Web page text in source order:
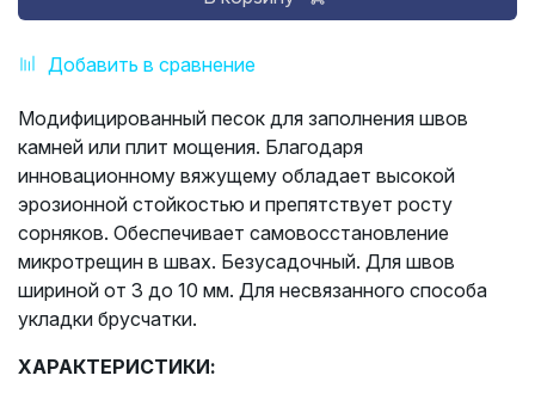
Добавить в сравнение
Модифицированный песок для заполнения швов
камней или плит мощения. Благодаря
инновационному вяжущему обладает высокой
эрозионной стойкостью и препятствует росту
сорняков. Обеспечивает самовосстановление
микротрещин в швах. Безусадочный. Для швов
шириной от 3 до 10 мм. Для несвязанного способа
укладки брусчатки.
ХАРАКТЕРИСТИКИ: